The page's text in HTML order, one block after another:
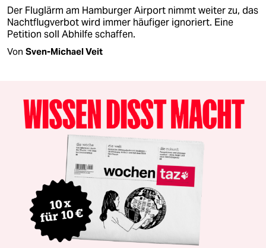
Der Fluglärm am Hamburger Airport nimmt weiter zu, das
Nachtflugverbot wird immer häufiger ignoriert. Eine
Petition soll Abhilfe schaffen.
Von Sven-Michael Veit